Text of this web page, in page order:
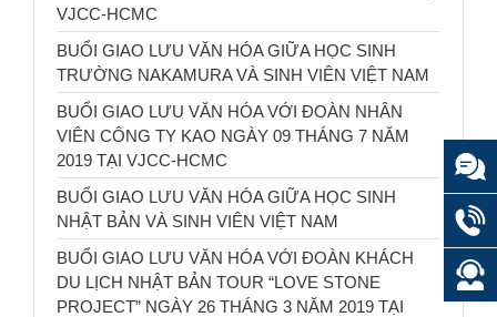
VJCC-HCMC
BUỔI GIAO LƯU VĂN HÓA GIỮA HỌC SINH
TRƯỜNG NAKAMURA VÀ SINH VIÊN VIỆT NAM
BUỔI GIAO LƯU VĂN HÓA VỚI ĐOÀN NHÂN
VIÊN CÔNG TY KAO NGÀY 09 THÁNG 7 NĂM
2019 TẠI VJCC-HCMC
BUỔI GIAO LƯU VĂN HÓA GIỮA HỌC SINH
NHẬT BẢN VÀ SINH VIÊN VIỆT NAM
BUỔI GIAO LƯU VĂN HÓA VỚI ĐOÀN KHÁCH
DU LỊCH NHẬT BẢN TOUR “LOVE STONE
PROJECT” NGÀY 26 THÁNG 3 NĂM 2019 TẠI